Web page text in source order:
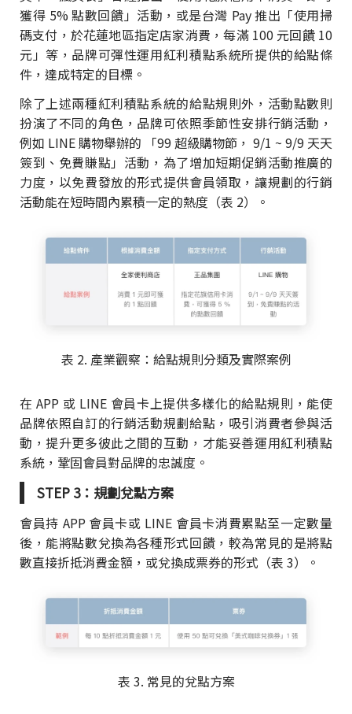
獲得 5% 點數回饋」活動，或是台灣 Pay 推出「使用掃
碼支付，於花蓮地區指定店家消費，每滿 100 元回饋 10
元」等，品牌可彈性運用紅利積點系統所提供的給點條
件，達成特定的目標。
除了上述兩種紅利積點系統的給點規則外，活動點數則
扮演了不同的角色，品牌可依照季節性安排行銷活動，
例如 LINE 購物舉辦的 「99 超級購物節， 9/1 ~ 9/9 天天
簽到、免費賺點」活動，為了增加短期促銷活動推廣的
力度，以免費發放的形式提供會員領取，讓規劃的行銷
活動能在短時間內累積一定的熱度（表 2）。
表 2. 產業觀察：給點規則分類及實際案例
在 APP 或 LINE 會員卡上提供多樣化的給點規則，能使
品牌依照自訂的行銷活動規劃給點，吸引消費者參與活
動，提升更多彼此之間的互動，才能妥善運用紅利積點
系統，鞏固會員對品牌的忠誠度。
STEP 3：規劃兌點方案
會員持 APP 會員卡或 LINE 會員卡消費累點至一定數量
後，能將點數兌換為各種形式回饋，較為常見的是將點
數直接折抵消費金額，或兌換成票券的形式（表 3）。
表 3. 常見的兌點方案